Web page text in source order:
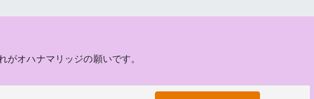
オハナマリッジの願いです。